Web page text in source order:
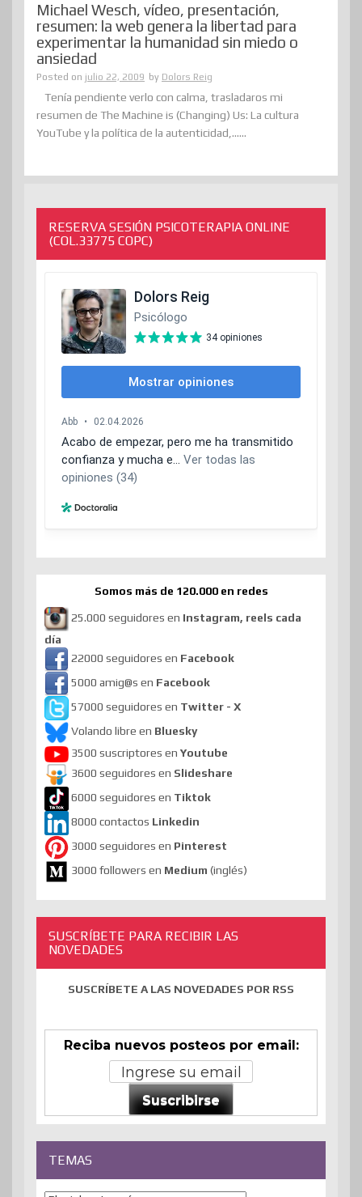
Michael Wesch, vídeo, presentación,
resumen: la web genera la libertad para
experimentar la humanidad sin miedo o
ansiedad
Posted on julio 22, 2009 by Dolors Reig
Tenía pendiente verlo con calma, trasladaros mi
resumen de The Machine is (Changing) Us: La cultura
YouTube y la política de la autenticidad,......
RESERVA SESIÓN PSICOTERAPIA ONLINE
(COL.33775 COPC)
Somos más de 120.000 en redes
25.000 seguidores en Instagram, reels cada
día
22000 seguidores en Facebook
5000 amig@s en Facebook
57000 seguidores en Twitter - X
Volando libre en Bluesky
3500 suscriptores en Youtube
3600 seguidores en Slideshare
6000 seguidores en Tiktok
8000 contactos Linkedin
3000 seguidores en Pinterest
3000 followers en Medium (inglés)
SUSCRÍBETE PARA RECIBIR LAS
NOVEDADES
SUSCRÍBETE A LAS NOVEDADES POR RSS
Reciba nuevos posteos por email:
Suscribirse
TEMAS